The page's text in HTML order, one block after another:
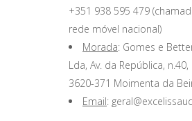
+351 938 595 479
rede móvel nacional)
Morada: Gomes e
Lda, Av. da República,
3620-371 Moimenta da
Email: